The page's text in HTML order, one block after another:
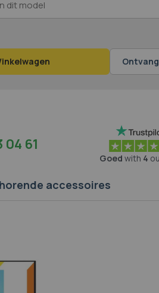
04 61
Goed with 4
accessoires